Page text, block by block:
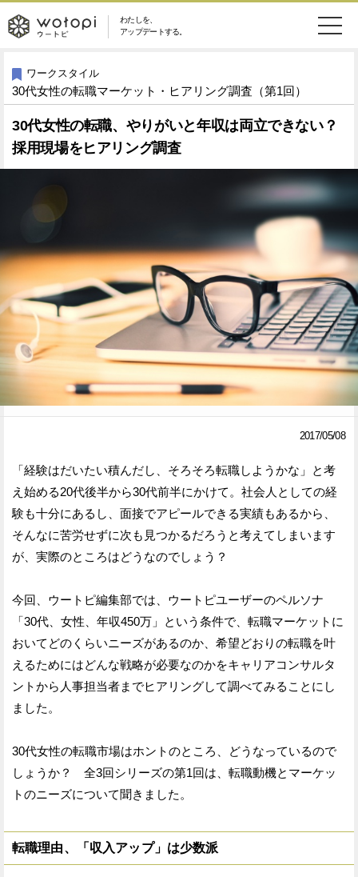
わたしを、
アップデートする。
wotopi
-
ウ
ー
ト
ピ
メ
ニ
ュ
ー
恋愛・結婚
美容・コスメ 妊娠・出産
健康
ファッション
SDGs
アイテム
検
索
ウートピとは？
Facebook
ェ
ア
す
る
ェ
ア
す
ワークスタイル
30代女性の転職マーケット・ヒアリング調査（第1回）
30代女性の転職、やりがいと年収は両立できない？
採用現場をヒアリング調査
2017/05/08
「経験はだいたい積んだし、そろそろ転職しようかな」と考
え始める20代後半から30代前半にかけて。社会人としての経
験も十分にあるし、面接でアピールできる実績もあるから、
そんなに苦労せずに次も見つかるだろうと考えてしまいます
が、実際のところはどうなのでしょう？
今回、ウートピ編集部では、ウートピユーザーのペルソナ
「30代、女性、年収450万」という条件で、転職マーケットに
おいてどのくらいニーズがあるのか、希望どおりの転職を叶
えるためにはどんな戦略が必要なのかをキャリアコンサルタ
ントから人事担当者までヒアリングして調べてみることにし
ました。
30代女性の転職市場はホントのところ、どうなっているので
しょうか？ 全3回シリーズの第1回は、転職動機とマーケッ
トのニーズについて聞きました。
転職理由、「収入アップ」は少数派